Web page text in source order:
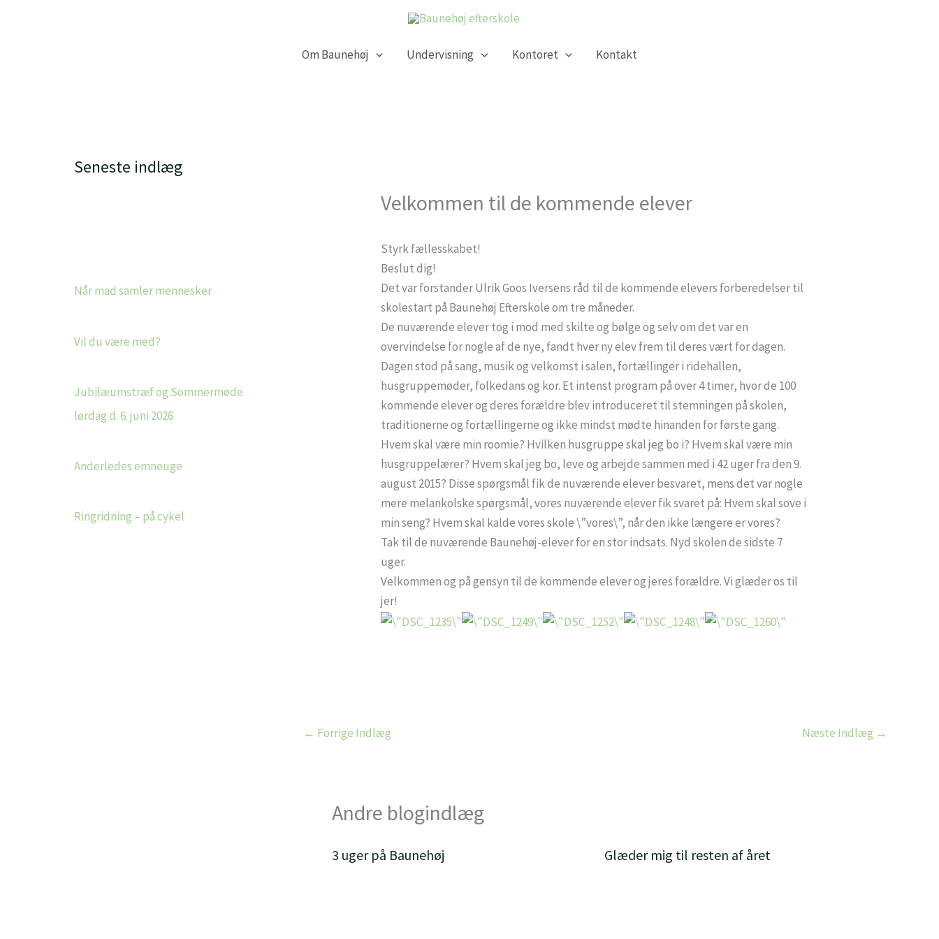
Om Baunehøj Undervisning Kontoret Kontakt
Seneste indlæg
Når mad samler mennesker
Vil du være med?
Jubilæumstræf og Sommermøde
lørdag d. 6. juni 2026
Anderledes emneuge
Ringridning – på cykel
Velkommen til de kommende elever
Styrk fællesskabet!
Beslut dig!
Det var forstander Ulrik Goos Iversens råd til de kommende elevers forberedelser til
skolestart på Baunehøj Efterskole om tre måneder.
De nuværende elever tog i mod med skilte og bølge og selv om det var en
overvindelse for nogle af de nye, fandt hver ny elev frem til deres vært for dagen.
Dagen stod på sang, musik og velkomst i salen, fortællinger i ridehallen,
husgruppemøder, folkedans og kor. Et intenst program på over 4 timer, hvor de 100
kommende elever og deres forældre blev introduceret til stemningen på skolen,
traditionerne og fortællingerne og ikke mindst mødte hinanden for første gang.
Hvem skal være min roomie? Hvilken husgruppe skal jeg bo i? Hvem skal være min
husgruppelærer? Hvem skal jeg bo, leve og arbejde sammen med i 42 uger fra den9.
august 2015? Disse spørgsmål fik de nuværende elever besvaret, mens det var nogle
mere melankolske spørgsmål, vores nuværende elever fik svaret på: Hvem skal sove i
min seng? Hvem skal kalde vores skole \”vores\”, når den ikke længere er vores?
Tak til de nuværende Baunehøj-elever for en stor indsats. Nyd skolen de sidste 7
uger.
Velkommen og på gensyn til de kommende elever og jeres forældre. Vi glæder os til
jer!
← Forrige Indlæg Næste Indlæg →
Andre blogindlæg
3 uger på Baunehøj Glæder mig til resten af året